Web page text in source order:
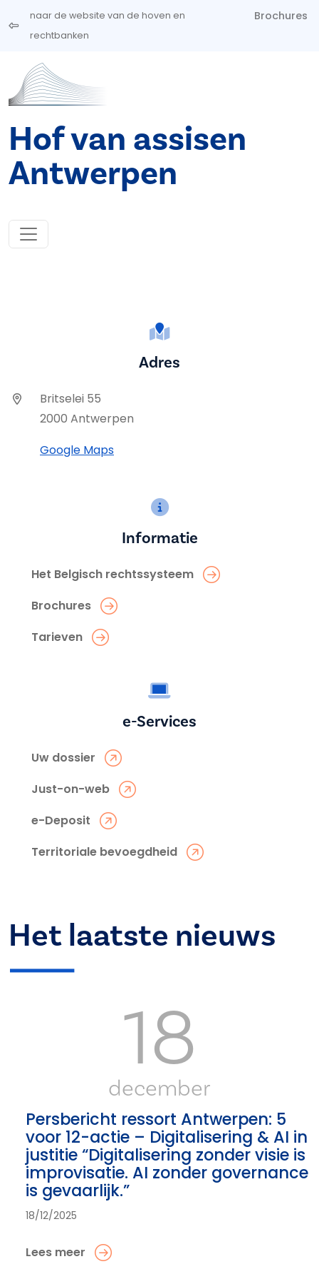
Overslaan en naar de inhoud gaan
naar de website van de hoven en
rechtbanken
Brochures
Hof van assisen
Antwerpen
Adres
Britselei 55
2000 Antwerpen
Google Maps
Informatie
Het Belgisch rechtssysteem
Brochures
Tarieven
e-Services
Uw dossier
Just-on-web
e-Deposit
Territoriale bevoegdheid
Het laatste nieuws
18
december
Persbericht ressort Antwerpen: 5
voor 12-actie – Digitalisering & AI in
justitie “Digitalisering zonder visie is
improvisatie. AI zonder governance
is gevaarlijk.”
18/12/2025
Lees meer